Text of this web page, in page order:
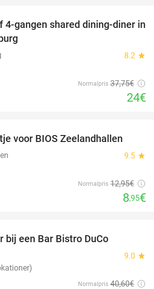
36%
4-gangen shared dining-diner in
8.2 star
Normalpris 37,75€
24€
voor BIOS Zeelandhallen
9.5 star
Normalpris 12,95€
8,95€
bij een Bar Bistro DuCo
9.0 star
Normalpris 40,60€